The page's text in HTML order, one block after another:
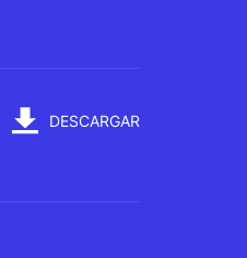
DESCARGAR